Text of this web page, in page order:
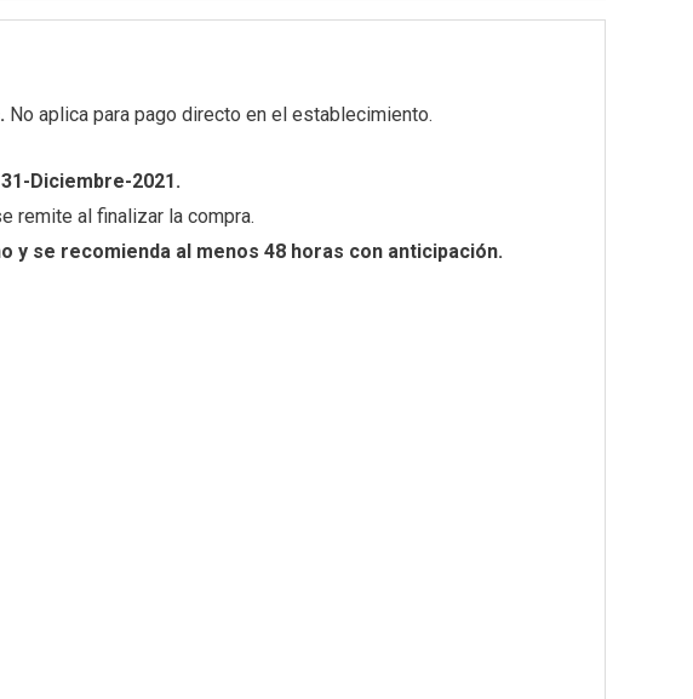
No aplica para pago directo en el establecimiento.
31-Diciembre-2021.
remite al finalizar la compra.
y se recomienda al menos 48 horas con anticipación.